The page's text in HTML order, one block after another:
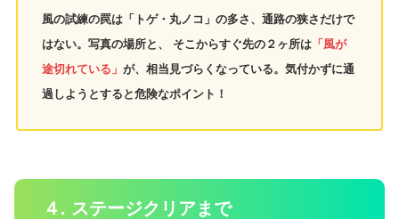
風の試練の罠は「トゲ・丸ノコ」の多さ、通路の狭さだけで
はない。写真の場所と、 そこからすぐ先の２ヶ所は「風が
途切れている」 が、相当見づらくなっている。気付かずに通
過しようとすると危険なポイント！
４. ステージクリアまで